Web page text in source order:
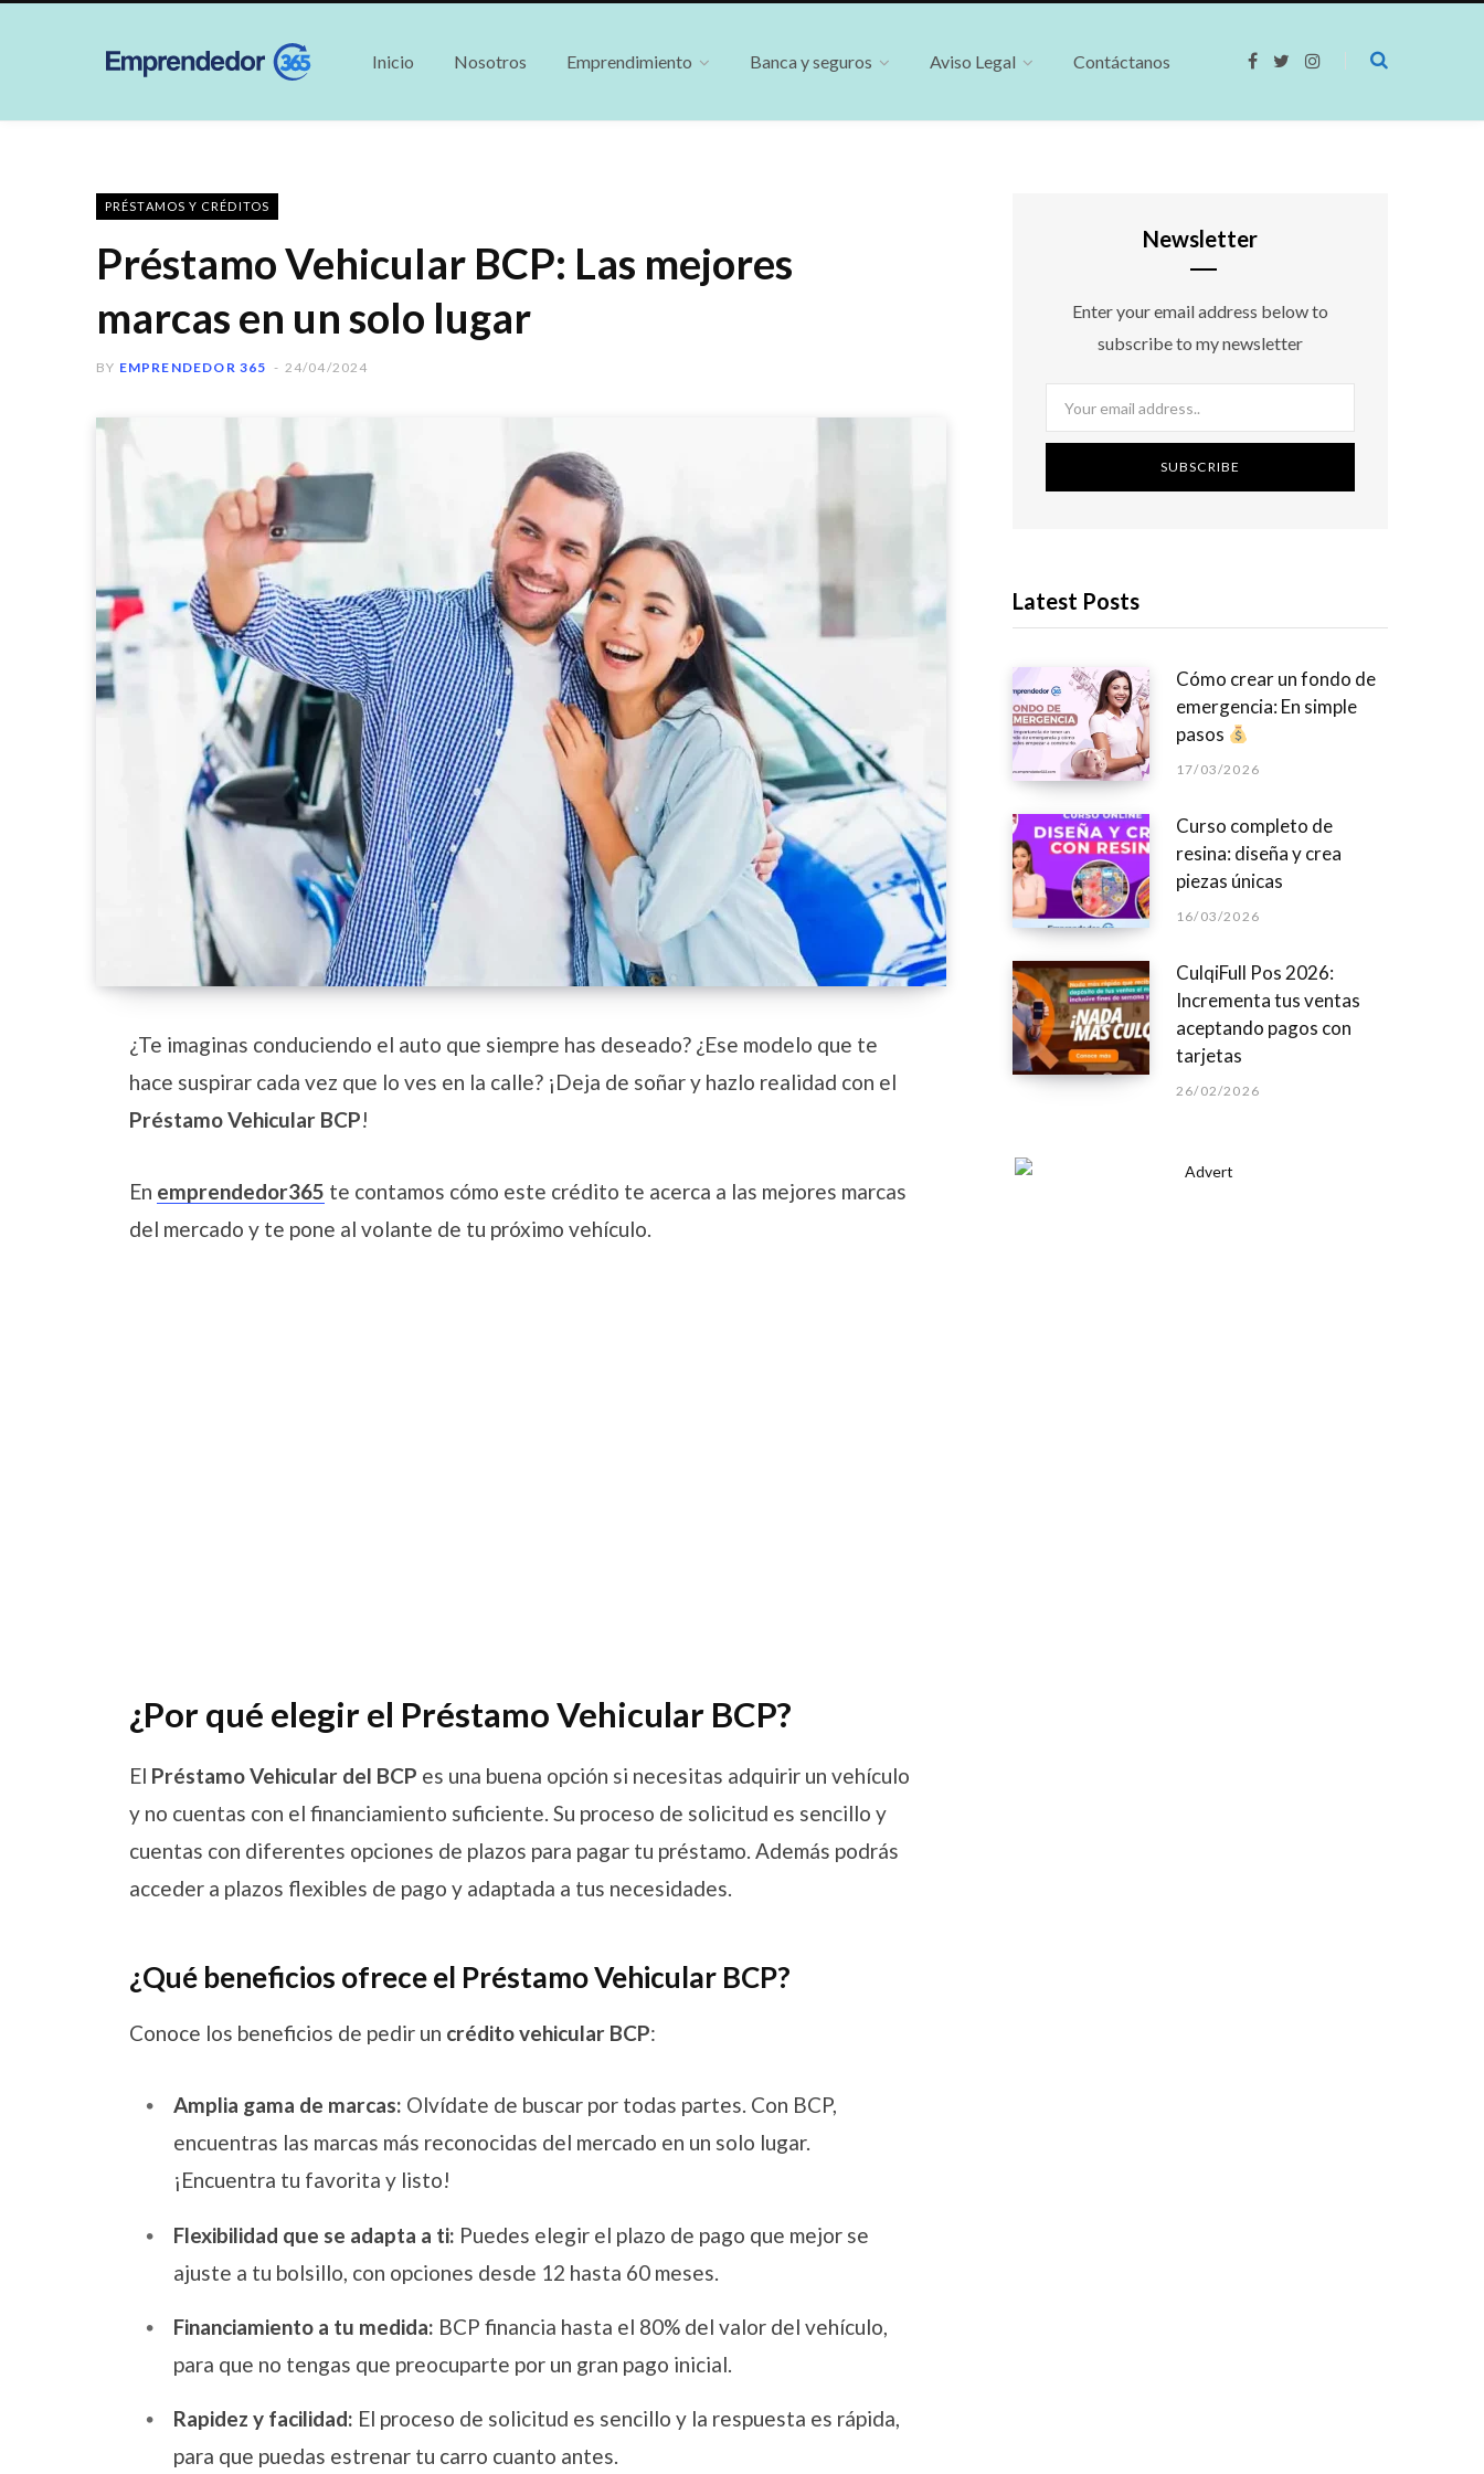
Inicio Nosotros Emprendimiento Banca y seguros Aviso Legal Contáctanos
F
I
PRÉSTAMOS Y CRÉDITOS
Préstamo Vehicular BCP: Las mejores
marcas en un solo lugar
BY EMPRENDEDOR 365 24/04/2024
¿Te imaginas conduciendo el auto que siempre has deseado? ¿Ese modelo que te
hace suspirar cada vez que lo ves en la calle? ¡Deja de soñar y hazlo realidad con el
Préstamo Vehicular BCP!
En emprendedor365 te contamos cómo este crédito te acerca a las mejores marcas
del mercado y te pone al volante de tu próximo vehículo.
¿Por qué elegir el Préstamo Vehicular BCP?
El Préstamo Vehicular del BCP es una buena opción si necesitas adquirir un vehículo
y no cuentas con el financiamiento suficiente. Su proceso de solicitud es sencillo y
cuentas con diferentes opciones de plazos para pagar tu préstamo. Además podrás
acceder a plazos flexibles de pago y adaptada a tus necesidades.
¿Qué beneficios ofrece el Préstamo Vehicular BCP?
Conoce los beneficios de pedir un crédito vehicular BCP:
Amplia gama de marcas: Olvídate de buscar por todas partes. Con BCP,
encuentras las marcas más reconocidas del mercado en un solo lugar.
¡Encuentra tu favorita y listo!
Flexibilidad que se adapta a ti: Puedes elegir el plazo de pago que mejor se
ajuste a tu bolsillo, con opciones desde 12 hasta 60 meses.
Financiamiento a tu medida: BCP financia hasta el 80% del valor del vehículo,
para que no tengas que preocuparte por un gran pago inicial.
Rapidez y facilidad: El proceso de solicitud es sencillo y la respuesta es rápida,
para que puedas estrenar tu carro cuanto antes.
Newsletter
Enter your email address below to
subscribe to my newsletter
Latest Posts
Cómo crear un fondo de
emergencia: En simple
pasos
17/03/2026
Curso completo de
resina: diseña y crea
piezas únicas
16/03/2026
CulqiFull Pos 2026:
Incrementa tus ventas
aceptando pagos con
tarjetas
26/02/2026